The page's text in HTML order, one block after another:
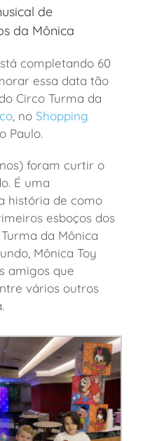
de
da Mônica
completando 60
essa data tão
Circo Turma da
, no Shopping
Paulo.
foram curtir o
É uma
história de como
esboços dos
da Mônica
Mônica Toy
amigos que
vários outros